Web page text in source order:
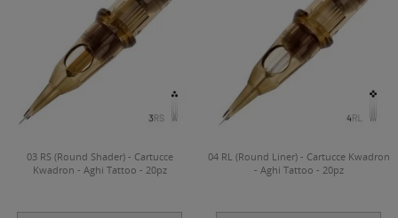
03 RS (Round Shader) - Cartucce
Kwadron - Aghi Tattoo - 20pz
04 RL (Round Liner) - Cartucce Kwadron
- Aghi Tattoo - 20pz